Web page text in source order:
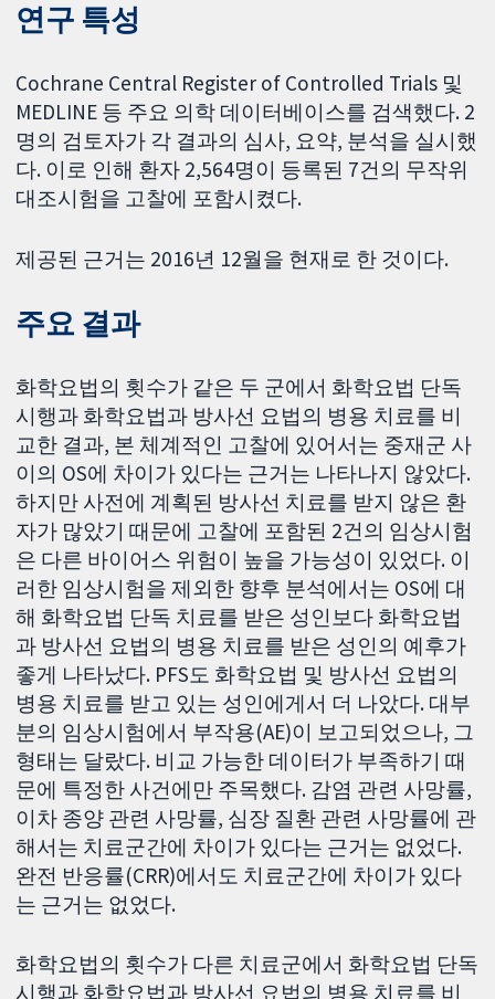
연구 특성
Cochrane Central Register of Controlled Trials 및
MEDLINE 등 주요 의학 데이터베이스를 검색했다. 2
명의 검토자가 각 결과의 심사, 요약, 분석을 실시했
다. 이로 인해 환자 2,564명이 등록된 7건의 무작위
대조시험을 고찰에 포함시켰다.
제공된 근거는 2016년 12월을 현재로 한 것이다.
주요 결과
화학요법의 횟수가 같은 두 군에서 화학요법 단독
시행과 화학요법과 방사선 요법의 병용 치료를 비
교한 결과, 본 체계적인 고찰에 있어서는 중재군 사
이의 OS에 차이가 있다는 근거는 나타나지 않았다.
하지만 사전에 계획된 방사선 치료를 받지 않은 환
자가 많았기 때문에 고찰에 포함된 2건의 임상시험
은 다른 바이어스 위험이 높을 가능성이 있었다. 이
러한 임상시험을 제외한 향후 분석에서는 OS에 대
해 화학요법 단독 치료를 받은 성인보다 화학요법
과 방사선 요법의 병용 치료를 받은 성인의 예후가
좋게 나타났다. PFS도 화학요법 및 방사선 요법의
병용 치료를 받고 있는 성인에게서 더 나았다. 대부
분의 임상시험에서 부작용(AE)이 보고되었으나, 그
형태는 달랐다. 비교 가능한 데이터가 부족하기 때
문에 특정한 사건에만 주목했다. 감염 관련 사망률,
이차 종양 관련 사망률, 심장 질환 관련 사망률에 관
해서는 치료군간에 차이가 있다는 근거는 없었다.
완전 반응률(CRR)에서도 치료군간에 차이가 있다
는 근거는 없었다.
화학요법의 횟수가 다른 치료군에서 화학요법 단독
시행과 화학요법과 방사선 요법의 병용 치료를 비